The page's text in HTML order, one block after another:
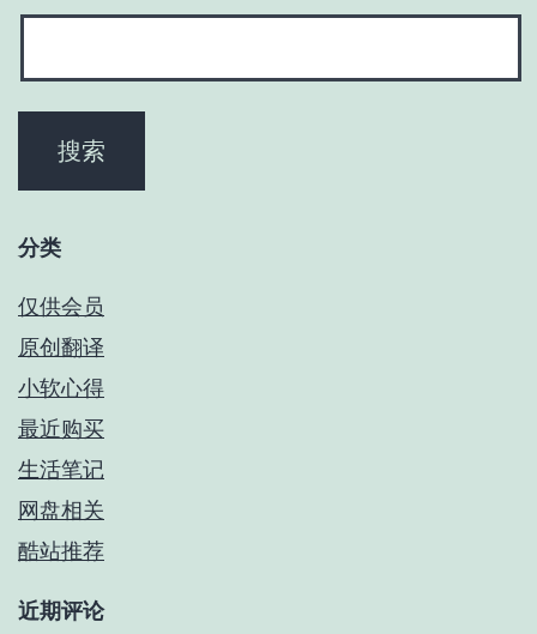
分类
仅供会员
原创翻译
小软心得
最近购买
生活笔记
网盘相关
酷站推荐
近期评论